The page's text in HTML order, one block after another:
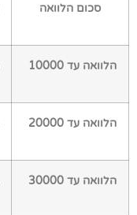
סכום הלוואה
הלוואה עד 10000
הלוואה עד 20000
הלוואה עד 30000